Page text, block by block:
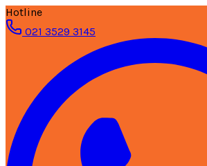
Hotline
021 3529 3145